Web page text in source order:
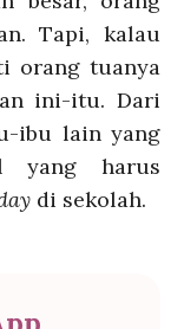
Tapi, kalau
orang tuanya
ini-itu. Dari
ibu lain yang
yang harus
di sekolah.